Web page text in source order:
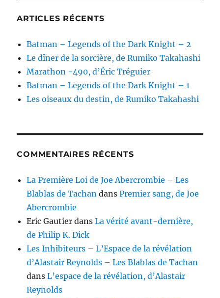
ARTICLES RÉCENTS
Batman – Legends of the Dark Knight – 2
Le dîner de la sorcière, de Rumiko Takahashi
Marathon -490, d’Éric Tréguier
Batman – Legends of the Dark Knight – 1
Les oiseaux du destin, de Rumiko Takahashi
COMMENTAIRES RÉCENTS
La Première Loi de Joe Abercrombie – Les
Blablas de Tachan dansPremier sang, de Joe
Abercrombie
Eric Gautier dansLa vérité avant-dernière,
de Philip K. Dick
Les Inhibiteurs – L’Espace de la révélation
d’Alastair Reynolds – Les Blablas de Tachan
dansL’espace de la révélation, d’Alastair
Reynolds